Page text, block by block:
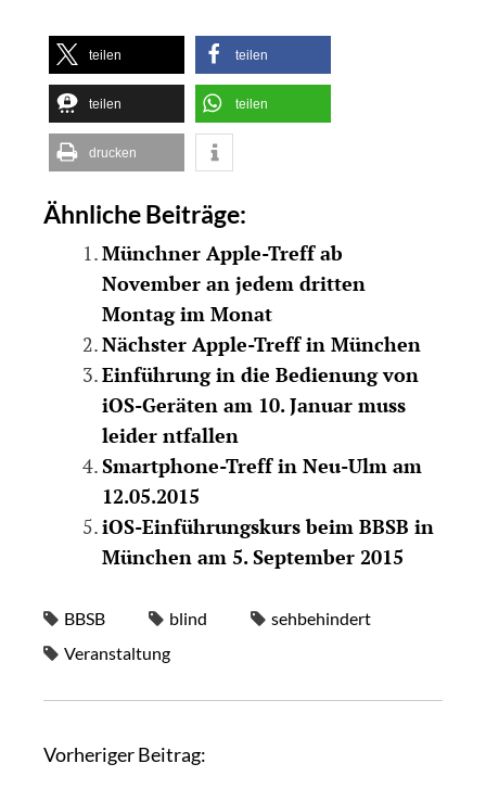
teilen teilen
teilen teilen
drucken
Ähnliche Beiträge:
Münchner Apple-Treff ab
November an jedem dritten
Montag im Monat
Nächster Apple-Treff in München
Einführung in die Bedienung von
iOS-Geräten am 10. Januar muss
leider ntfallen
Smartphone-Treff in Neu-Ulm am
12.05.2015
iOS-Einführungskurs beim BBSB in
München am 5. September 2015
BBSB blind
sehbehindert
Veranstaltung
Vorheriger Beitrag: